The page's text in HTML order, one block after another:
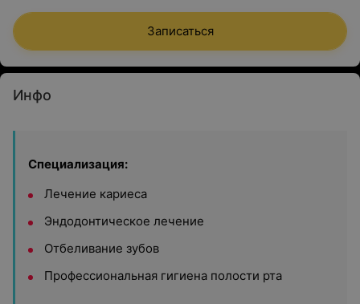
Записаться
Инфо
Специализация:
Лечение кариеса
Эндодонтическое лечение
Отбеливание зубов
Профессиональная гигиена полости рта